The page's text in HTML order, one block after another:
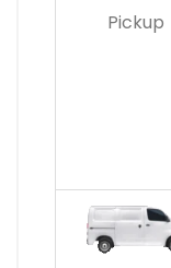
Pickup